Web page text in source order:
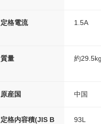
定格電流 1.5A
質量 約29.5kg
原産国 中国
定格内容積(JIS B
93L